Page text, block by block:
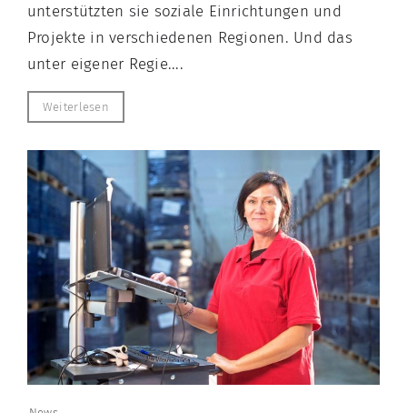
unterstützten sie soziale Einrichtungen und
Projekte in verschiedenen Regionen. Und das
unter eigener Regie....
Weiterlesen